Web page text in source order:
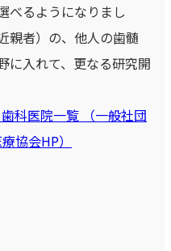
べるようになりまし
親者）の、他人の歯髄
に入れて、更なる研究開
科医院一覧 （一般社団
協会HP）